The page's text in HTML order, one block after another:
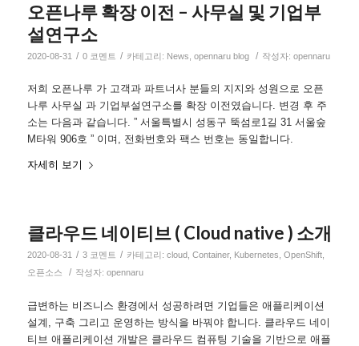
오픈나루 확장 이전 – 사무실 및 기업부
설연구소
2020-08-31 / 0 코멘트 / 카테고리: News opennaru blog / 작성자: opennaru
저희 오픈나루 가 고객과 파트너사 분들의 지지와 성원으로 오픈
나루 사무실 과 기업부설연구소를 확장 이전였습니다. 변경 후 주
소는 다음과 같습니다. ” 서울특별시 성동구 뚝섬로1길 31 서울숲
M타워 906호 ” 이며, 전화번호와 팩스 번호는 동일합니다.
자세히 보기
클라우드 네이티브 ( Cloud native ) 소개
2020-08-31 / 3 코멘트 / 카테고리: cloud, Container, Kubernetes, OpenShift,
오픈소스
/ 작성자: opennaru
급변하는 비즈니스 환경에서 성공하려면 기업들은 애플리케이션
설계, 구축 그리고 운영하는 방식을 바꿔야 합니다. 클라우드 네이
티브 애플리케이션 개발은 클라우드 컴퓨팅 기술을 기반으로 애플